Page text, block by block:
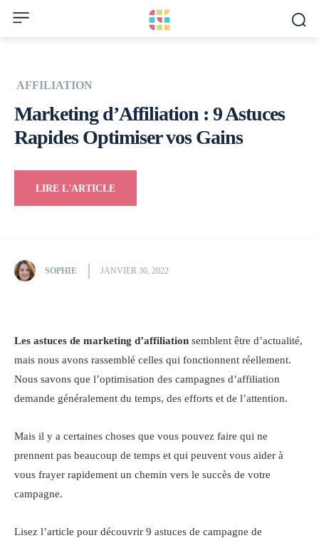
AFFILIATION
Marketing d’Affiliation : 9 Astuces
Rapides Optimiser vos Gains
LIRE L'ARTICLE
SOPHIE JANVIER 30, 2022
Les astuces de marketing d’affiliation semblent être d’actualité,
mais nous avons rassemblé celles qui fonctionnent réellement.
Nous savons que l’optimisation des campagnes d’affiliation
demande généralement du temps, des efforts et de l’attention.
Mais il y a certaines choses que vous pouvez faire qui ne
prennent pas beaucoup de temps et qui peuvent vous aider à
vous frayer rapidement un chemin vers le succès de votre
campagne.
Lisez l’article pour découvrir 9 astuces de campagne de